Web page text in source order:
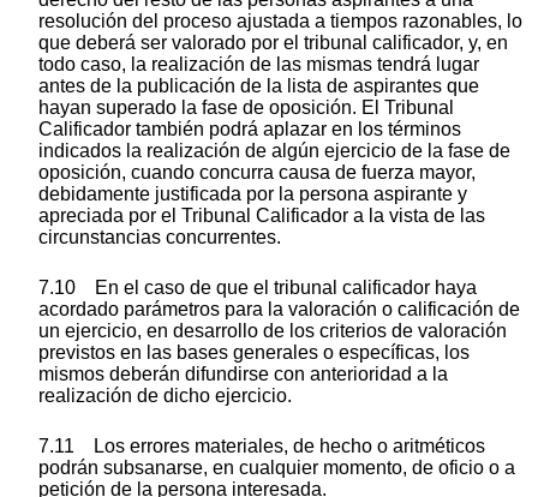
resolución del proceso ajustada a tiempos razonables, lo
que deberá ser valorado por el tribunal calificador, y, en
todo caso, la realización de las mismas tendrá lugar
antes de la publicación de la lista de aspirantes que
hayan superado la fase de oposición. El Tribunal
Calificador también podrá aplazar en los términos
indicados la realización de algún ejercicio de la fase de
oposición, cuando concurra causa de fuerza mayor,
debidamente justificada por la persona aspirante y
apreciada por el Tribunal Calificador a la vista de las
circunstancias concurrentes.
7.10 En el caso de que el tribunal calificador haya
acordado parámetros para la valoración o calificación de
un ejercicio, en desarrollo de los criterios de valoración
previstos en las bases generales o específicas, los
mismos deberán difundirse con anterioridad a la
realización de dicho ejercicio.
7.11 Los errores materiales, de hecho o aritméticos
podrán subsanarse, en cualquier momento, de oficio o a
petición de la persona interesada.